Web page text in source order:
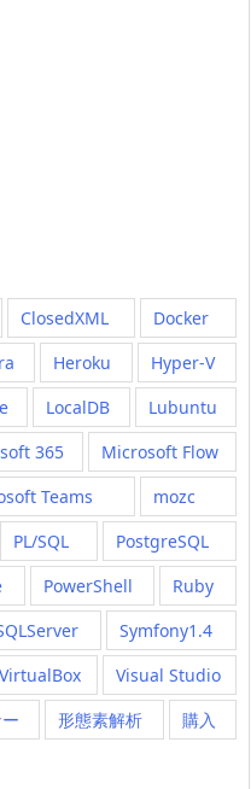
ClosedXML
Docker
Heroku
Hyper-V
LocalDB
Lubuntu
365
Microsoft Flow
Teams
mozc
PL/SQL
PostgreSQL
PowerShell
Ruby
Symfony1.4
VirtualBox
Visual Studio
形態素解析 購入